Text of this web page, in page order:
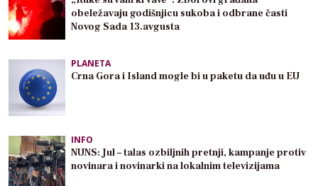
obeležavaju godišnjicu sukoba i odbrane časti
Novog Sada 13.avgusta
PLANETA
Crna Gora i Island mogle bi u paketu da uđu u EU
INFO
NUNS: Jul – talas ozbiljnih pretnji, kampanje protiv
novinara i novinarki na lokalnim televizijama